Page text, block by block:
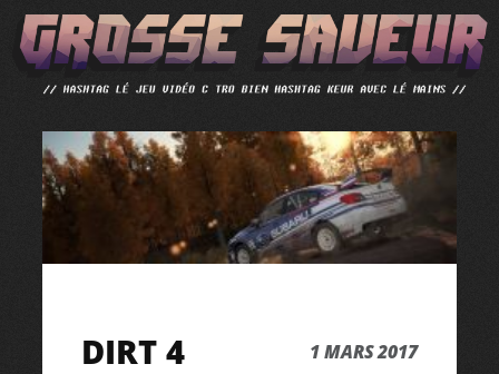
ALLER
AU
CONTENU
DIRT 4 1 MARS 2017